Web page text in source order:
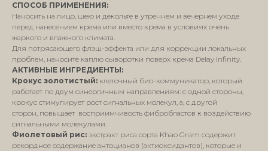
СПОСОБ ПРИМЕНЕНИЯ:
Наносить на лицо, шею и декольте в утреннем и вечернем уходе
перед нанесением крема или вместо крема в условиях очень
жаркого и влажного климата.
Для потрясающего флэш-эффекта или для коррекции локальных
проблем, наносите каплю сыворотки поверх крема Delay Infinity.
АКТИВНЫЕ ИНГРЕДИЕНТЫ:
Крокус золотистый: клеточный био-коммуникатор, который
работает по двум синергичным направлениям: с одной стороны,
крокус стимулирует рост сигнальных молекул, а, с другой
сторон, повышает восприимчивость фибробластов к воздействию
сигнальными молекулами.
Фиолетовый рис: экстракт риса сорта Khao Gram содержит
рекордное содержание антоцианов (актиоксидантов), которые и